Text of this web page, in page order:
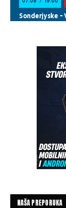
NAŠA PREPORUKA